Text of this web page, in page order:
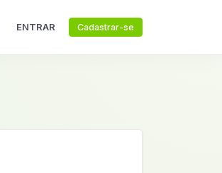
ENTRAR Cadastrar-se